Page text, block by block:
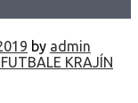
by admin
KRAJÍN